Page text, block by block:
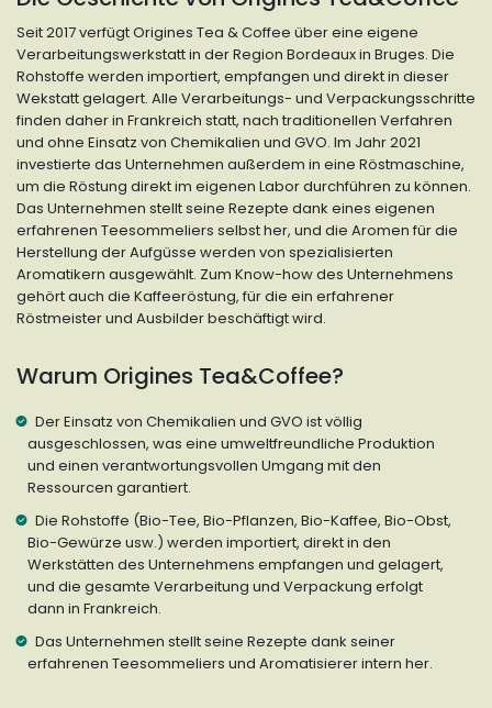
Seit 2017 verfügt Origines Tea & Coffee über eine eigene
Verarbeitungswerkstatt in der Region Bordeaux in Bruges. Die
Rohstoffe werden importiert, empfangen und direkt in dieser
Wekstatt gelagert. Alle Verarbeitungs- und Verpackungsschritte
finden daher in Frankreich statt, nach traditionellen Verfahren
und ohne Einsatz von Chemikalien und GVO. Im Jahr 2021
investierte das Unternehmen außerdem in eine Röstmaschine,
um die Röstung direkt im eigenen Labor durchführen zu können.
Das Unternehmen stellt seine Rezepte dank eines eigenen
erfahrenen Teesommeliers selbst her, und die Aromen für die
Herstellung der Aufgüsse werden von spezialisierten
Aromatikern ausgewählt. Zum Know-how des Unternehmens
gehört auch die Kaffeeröstung, für die ein erfahrener
Röstmeister und Ausbilder beschäftigt wird.
Warum Origines Tea&Coffee?
Der Einsatz von Chemikalien und GVO ist völlig
ausgeschlossen, was eine umweltfreundliche Produktion
und einen verantwortungsvollen Umgang mit den
Ressourcen garantiert.
Die Rohstoffe (Bio-Tee, Bio-Pflanzen, Bio-Kaffee, Bio-Obst,
Bio-Gewürze usw.) werden importiert, direkt in den
Werkstätten des Unternehmens empfangen und gelagert,
und die gesamte Verarbeitung und Verpackung erfolgt
dann in Frankreich.
Das Unternehmen stellt seine Rezepte dank seiner
erfahrenen Teesommeliers und Aromatisierer intern her.